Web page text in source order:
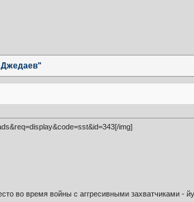
Джедаев"
img]
во время войны с аггресивными захватчиками -